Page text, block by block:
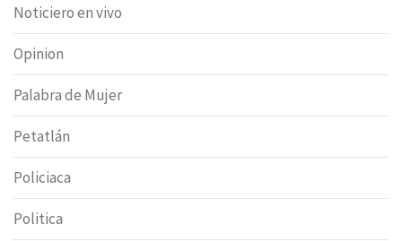
Noticiero en vivo
Opinion
Palabra de Mujer
Petatlán
Policiaca
Politica